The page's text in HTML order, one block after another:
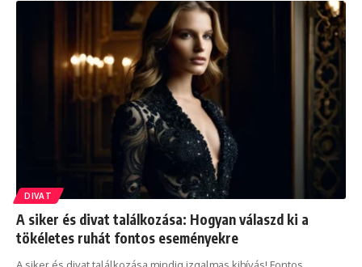
DIVAT
A siker és divat találkozása: Hogyan válaszd ki a
tökéletes ruhát fontos eseményekre